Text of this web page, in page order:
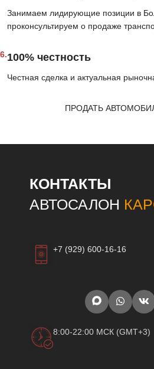
Занимаем лидирующие позиции в
проконсультируем о продаже
6.100% честность
Честная сделка и актуальная
ПРОДАТЬ
КОНТАКТЫ
АВТОСАЛОН
+7 (929) 600-16-16
8:00-22:00 МСК (GMT+3)